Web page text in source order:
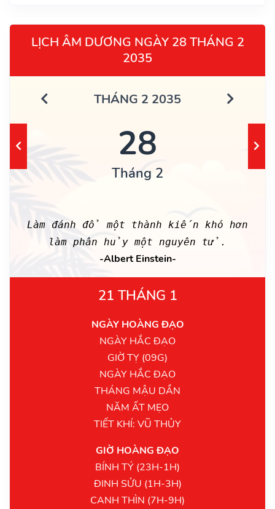
LỊCH ÂM DƯƠNG NGÀY 28 THÁNG 2
2035
THÁNG 2 2035
28
Tháng 2
Làm đánh đổ một thành kiến khó hơn
làm phân hủy một nguyên tử.
-Albert Einstein-
21 THÁNG 1
NGÀY HOÀNG ĐẠO
NGÀY HẮC ĐẠO
GIỜ TỴ (09G)
NGÀY HẮC ĐẠO
THÁNG MẬU DẦN
NĂM ẤT MẸO
TIẾT KHÍ: VŨ THỦY
GIỜ HOÀNG ĐẠO
BÍNH TÝ (23H-1H)
ĐINH SỬU (1H-3H)
CANH THÌN (7H-9H)